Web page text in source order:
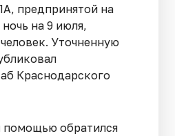
предпринятой на
на 9 июля,
Уточненную
Краснодарского
помощью обратился